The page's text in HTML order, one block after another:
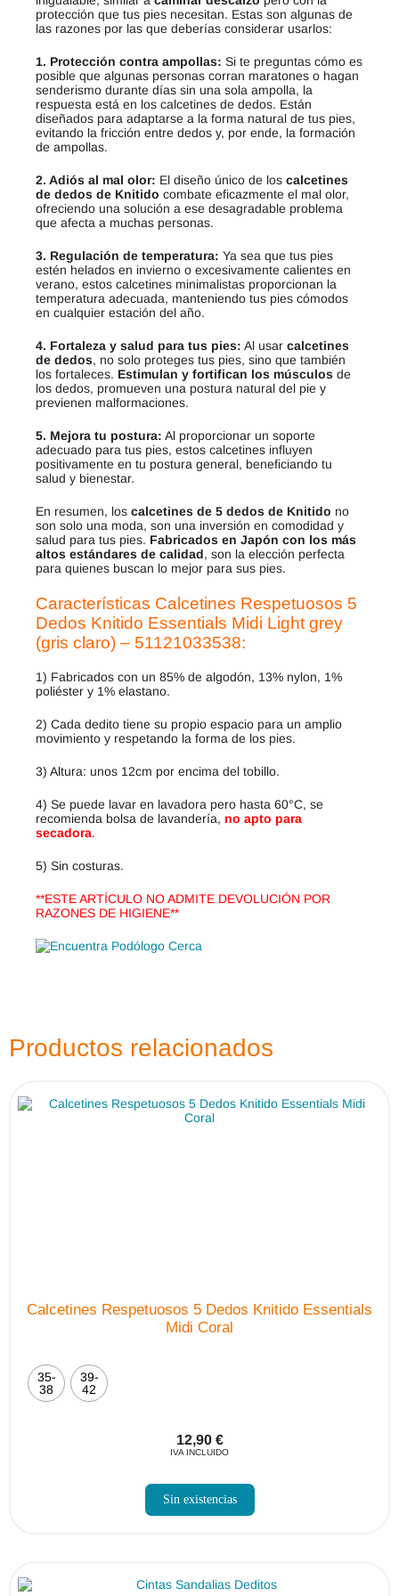
protección que tus pies necesitan. Estas son algunas de
las razones por las que deberías considerar usarlos:
1. Protección contra ampollas: Si te preguntas cómo es
posible que algunas personas corran maratones o hagan
senderismo durante días sin una sola ampolla, la
respuesta está en los calcetines de dedos. Están
diseñados para adaptarse a la forma natural de tus pies,
evitando la fricción entre dedos y, por ende, la formación
de ampollas.
2. Adiós al mal olor: El diseño único de los calcetines
de dedos de Knitido combate eficazmente el mal olor,
ofreciendo una solución a ese desagradable problema
que afecta a muchas personas.
3. Regulación de temperatura: Ya sea que tus pies
estén helados en invierno o excesivamente calientes en
verano, estos calcetines minimalistas proporcionan la
temperatura adecuada, manteniendo tus pies cómodos
en cualquier estación del año.
4. Fortaleza y salud para tus pies: Al usar calcetines
de dedos, no solo proteges tus pies, sino que también
los fortaleces. Estimulan y fortifican los músculos de
los dedos, promueven una postura natural del pie y
previenen malformaciones.
5. Mejora tu postura: Al proporcionar un soporte
adecuado para tus pies, estos calcetines influyen
positivamente en tu postura general, beneficiando tu
salud y bienestar.
En resumen, los calcetines de 5 dedos de Knitido no
son solo una moda, son una inversión en comodidad y
salud para tus pies. Fabricados en Japón con los más
altos estándares de calidad, son la elección perfecta
para quienes buscan lo mejor para sus pies.
Características Calcetines Respetuosos 5
Dedos Knitido Essentials Midi Light grey
(gris claro) – 51121033538:
1) Fabricados con un 85% de algodón, 13% nylon, 1%
poliéster y 1% elastano.
2) Cada dedito tiene su propio espacio para un amplio
movimiento y respetando la forma de los pies.
3) Altura: unos 12cm por encima del tobillo.
4) Se puede lavar en lavadora pero hasta 60°C, se
recomienda bolsa de lavandería, no apto para
secadora.
5) Sin costuras.
**ESTE ARTÍCULO NO ADMITE DEVOLUCIÓN POR
RAZONES DE HIGIENE**
Productos relacionados
Calcetines Respetuosos 5 Dedos Knitido Essentials
Midi Coral
35-
38
39-
42
12,90 €
IVA INCLUIDO
Sin existencias